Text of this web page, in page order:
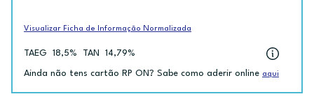
Visualizar Ficha de Informação Normalizada
TAEG 18,5% TAN 14,79%
Ainda não tens cartão RP ON? Sabe como aderir online aqui